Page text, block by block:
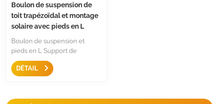
Boulon de suspension de
toit trapézoïdal et montage
solaire avec pieds en L
Boulon de suspension et
pieds en L Support de
montage sur toit en métal
LongRail est une solution de
les toits ondulés. Ils sont dotés
DÉTAIL